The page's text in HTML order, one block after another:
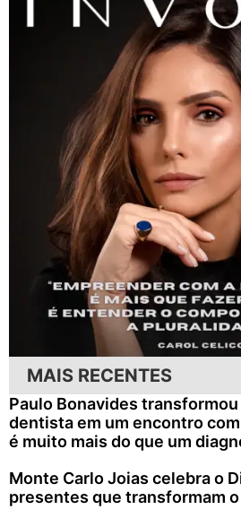
MAIS RECENTES
Paulo Bonavides
dentista em um encontro
é muito mais do que um
Monte Carlo Joias celebra o
presentes que transformam